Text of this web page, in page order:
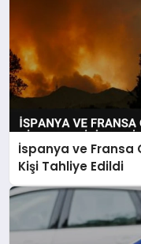
İspanya ve Fransa
Kişi Tahliye Edildi